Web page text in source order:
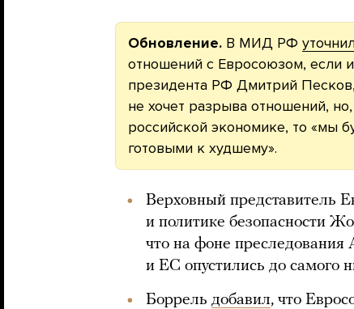
Обновление. В МИД РФ
отношений с Евросоюзом, если
президента РФ Дмитрий
не хочет разрыва отношений,
российской экономике, то «мы
готовыми к худшему».
Верховный представитель
и политике безопасности
что на фоне преследования
и ЕС опустились до самого
Боррель добавил, что